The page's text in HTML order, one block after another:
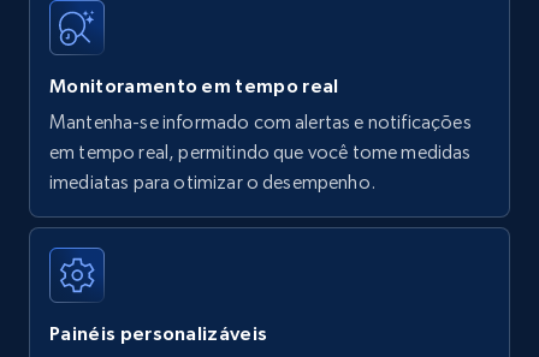
35.3K+
Amazon Reviews
URL, Product name, Product rating, Product
Author name, Asin, and more.
7.4K+ 872+
Monitoramento em tempo real
Mantenha-se informado com alertas e notificações
em tempo real, permitindo que você tome medidas
imediatas para otimizar o desempenho.
Painéis personalizáveis